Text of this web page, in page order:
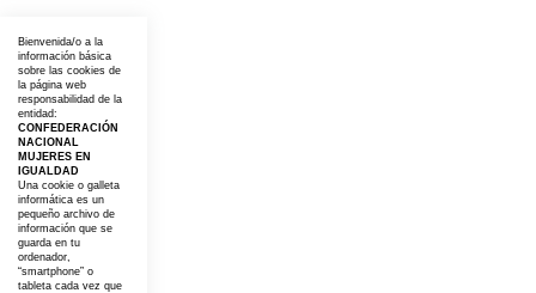
Bienvenida/o a la
información básica
sobre las cookies de
la página web
responsabilidad de la
entidad:
CONFEDERACIÓN
NACIONAL
MUJERES EN
IGUALDAD
Una cookie o galleta
informática es un
pequeño archivo de
información que se
guarda en tu
ordenador,
“smartphone” o
tableta cada vez que